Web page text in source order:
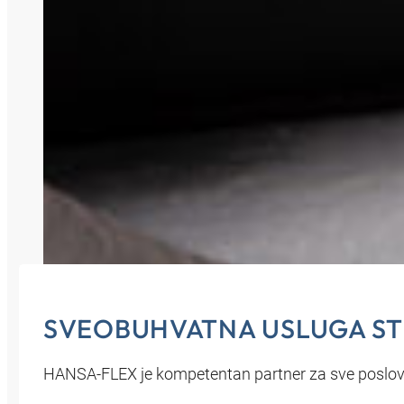
SVEOBUHVATNA USLUGA
HANSA‑FLEX je kompetentan partner za sve